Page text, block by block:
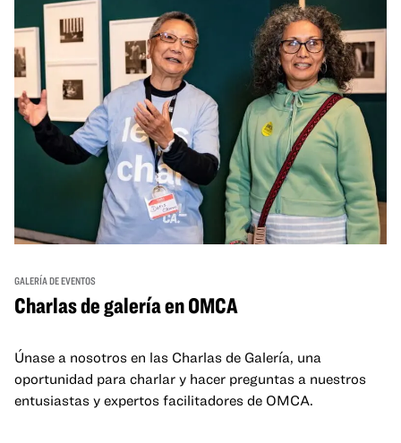
GALERÍA DE EVENTOS
Charlas de galería en OMCA
Únase a nosotros en las Charlas de Galería, una
oportunidad para charlar y hacer preguntas a nuestros
entusiastas y expertos facilitadores de OMCA.